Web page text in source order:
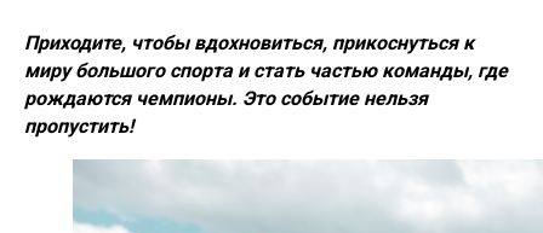
Приходите, чтобы вдохновиться, прикоснуться к
миру большого спорта и стать частью команды, где
рождаются чемпионы. Это событие нельзя
пропустить!